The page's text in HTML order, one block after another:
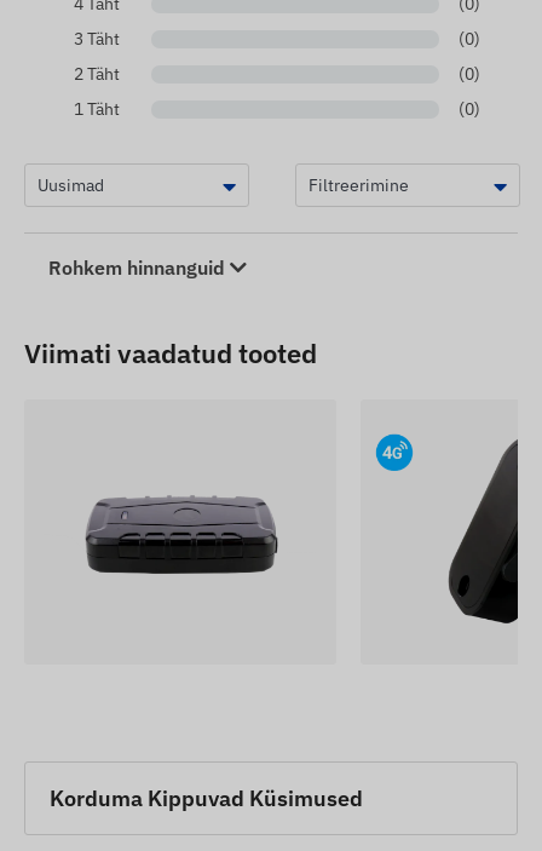
3 Täht
(0)
2 Täht
(0)
1 Täht
(0)
Rohkem hinnanguid
Viimati vaadatud tooted
Korduma Kippuvad Küsimused